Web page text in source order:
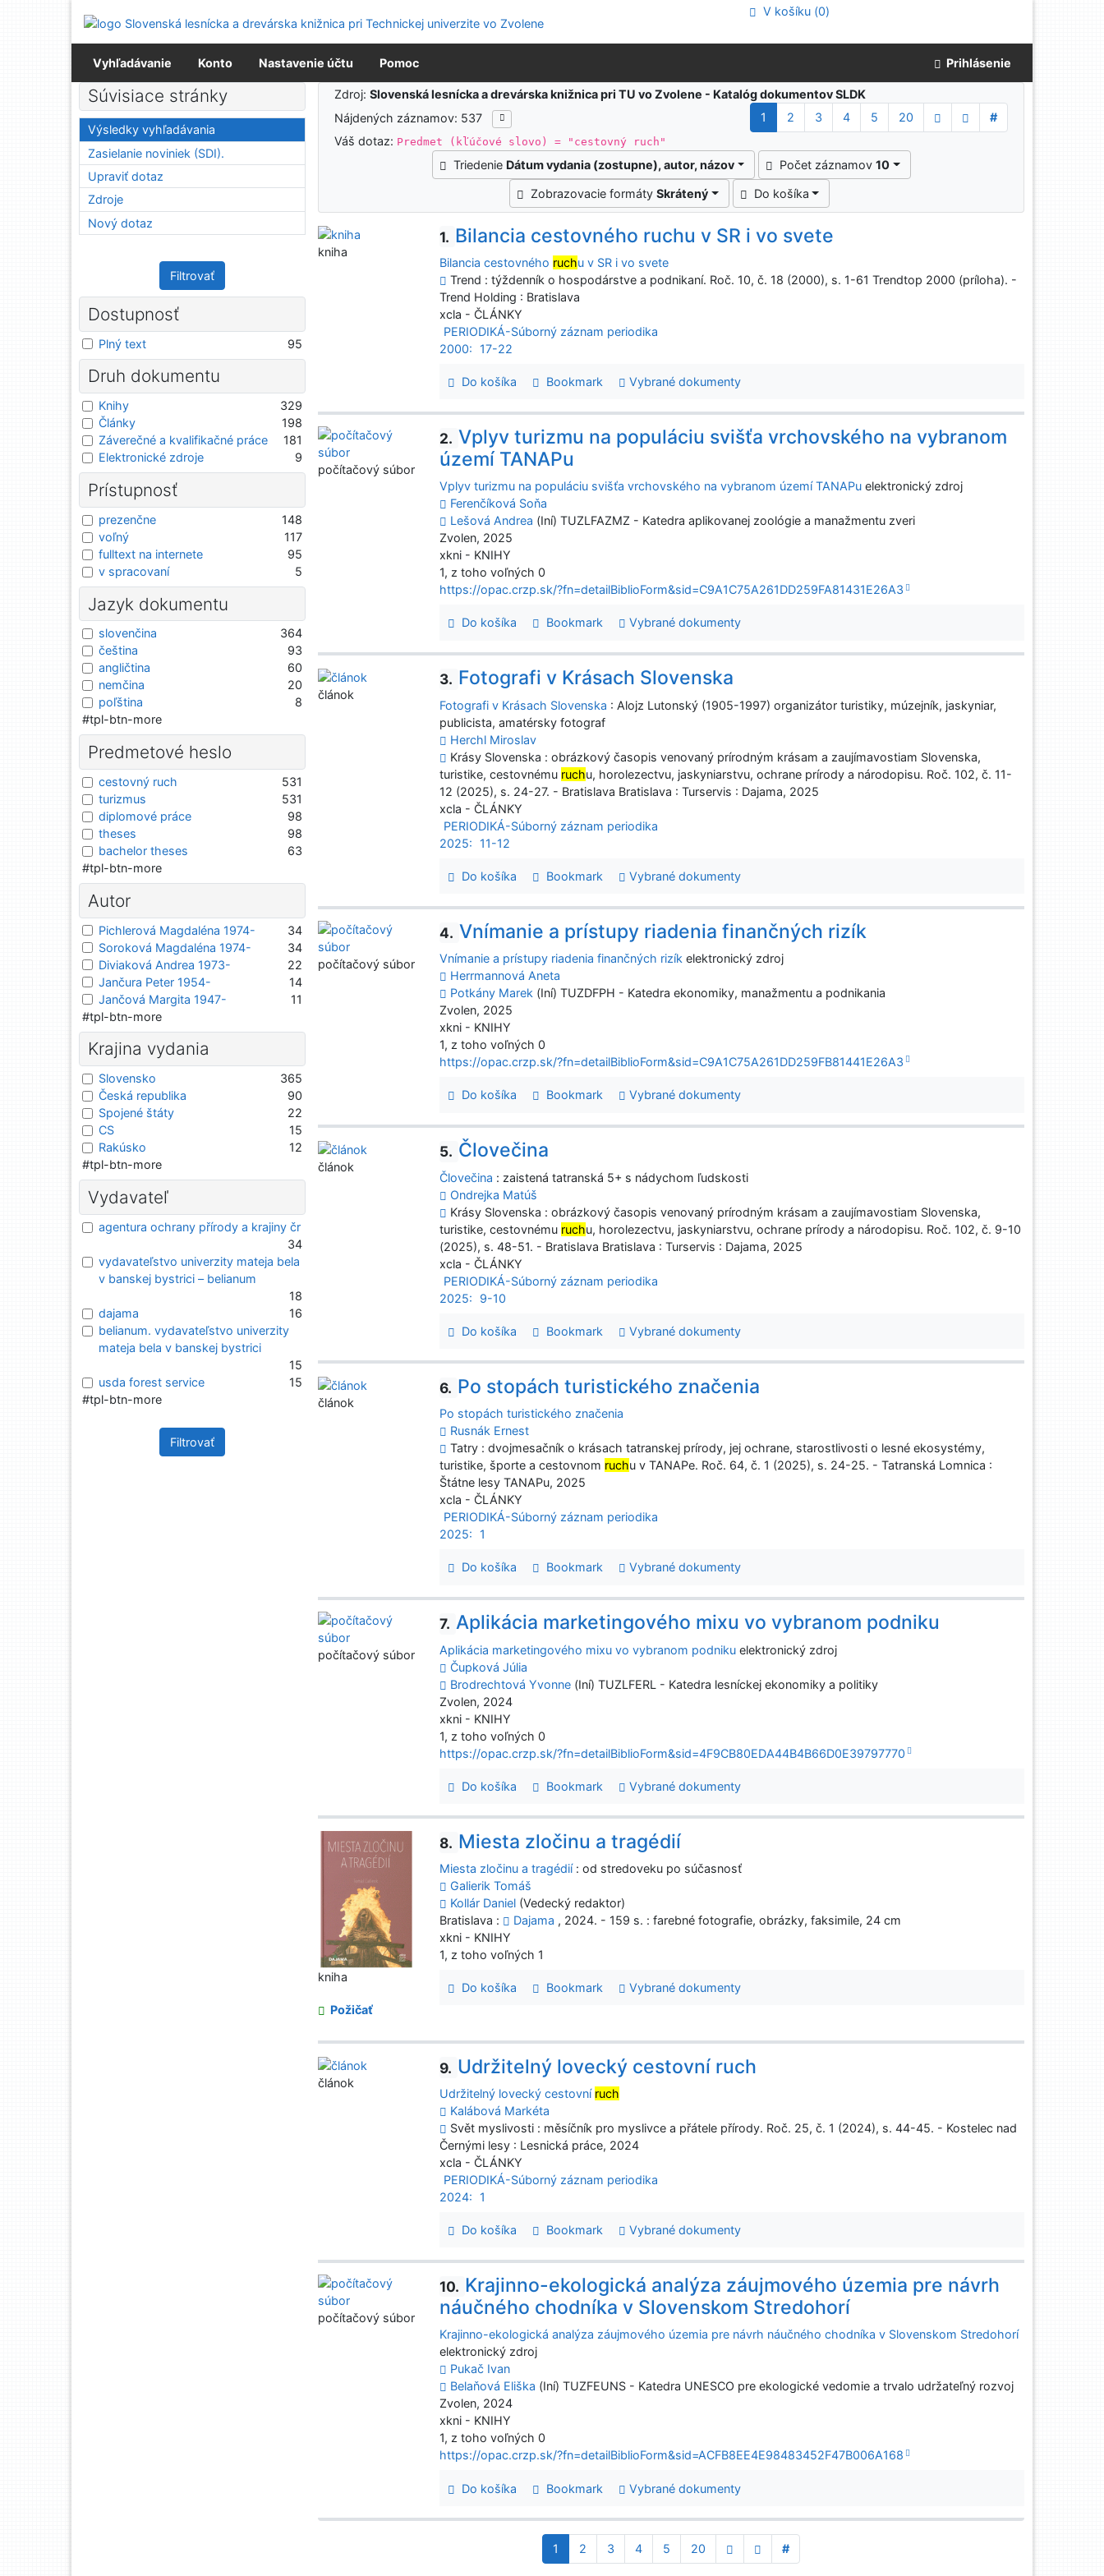
Prejsť na menu
Prehlásenie o webovej prístupnosti
V košíku (0)
Vyhľadávanie Konto Nastavenie účtu Pomoc Prihlásenie
Výsledky vyhľadávania
Zdroj:Slovenská lesnícka a drevárska knižnica pri TU vo Zvolene - Katalóg dokumentov SLDK
Nájdených záznamov: 537
1 2 3 4 5 20
#
Váš dotaz: Predmet (kľúčové slovo) = "cestovný ruch"
Triedenie Dátum vydania (zostupne), autor, názov Počet záznamov10
Zobrazovacie formátySkrátený Do košíka
1. Bilancia cestovného ruchu v SR i vo svete
Bilancia cestovného ruchu v SR i vo svete
Trend : týždenník o hospodárstve a podnikaní. Roč. 10, č. 18 (2000), s. 1-61 Trendtop 2000 (príloha). -
Trend Holding : Bratislava
xcla - ČLÁNKY
PERIODIKÁ-Súborný záznam periodika
2000:
17-22
Do košíka Bookmark Vybrané dokumenty
kniha
2. Vplyv turizmu na populáciu svišťa vrchovského na vybranom
území TANAPu
Vplyv turizmu na populáciu svišťa vrchovského na vybranom území TANAPu elektronický zdroj
Ferenčíková Soňa
Lešová Andrea (Iní) TUZLFAZMZ - Katedra aplikovanej zoológie a manažmentu zveri
Zvolen, 2025
xkni - KNIHY
1, z toho voľných 0
https://opac.crzp.sk/?fn=detailBiblioForm&sid=C9A1C75A261DD259FA81431E26A3
Do košíka Bookmark Vybrané dokumenty
počítačový súbor
3. Fotografi v Krásach Slovenska
Fotografi v Krásach Slovenska : Alojz Lutonský (1905-1997) organizátor turistiky, múzejník, jaskyniar,
publicista, amatérsky fotograf
Herchl Miroslav
Krásy Slovenska : obrázkový časopis venovaný prírodným krásam a zaujímavostiam Slovenska,
turistike, cestovnému ruchu, horolezectvu, jaskyniarstvu, ochrane prírody a národopisu. Roč. 102, č. 11-
12 (2025), s. 24-27. - Bratislava Bratislava : Turservis : Dajama, 2025
xcla - ČLÁNKY
PERIODIKÁ-Súborný záznam periodika
2025:
11-12
Do košíka Bookmark Vybrané dokumenty
článok
4. Vnímanie a prístupy riadenia finančných rizík
Vnímanie a prístupy riadenia finančných rizík elektronický zdroj
Herrmannová Aneta
Potkány Marek (Iní) TUZDFPH - Katedra ekonomiky, manažmentu a podnikania
Zvolen, 2025
xkni - KNIHY
1, z toho voľných 0
https://opac.crzp.sk/?fn=detailBiblioForm&sid=C9A1C75A261DD259FB81441E26A3
Do košíka Bookmark Vybrané dokumenty
počítačový súbor
5. Človečina
Človečina : zaistená tatranská 5+ s nádychom ľudskosti
Ondrejka Matúš
Krásy Slovenska : obrázkový časopis venovaný prírodným krásam a zaujímavostiam Slovenska,
turistike, cestovnému ruchu, horolezectvu, jaskyniarstvu, ochrane prírody a národopisu. Roč. 102, č. 9-10
(2025), s. 48-51. - Bratislava Bratislava : Turservis : Dajama, 2025
xcla - ČLÁNKY
PERIODIKÁ-Súborný záznam periodika
2025:
9-10
Do košíka Bookmark Vybrané dokumenty
článok
6. Po stopách turistického značenia
Po stopách turistického značenia
Rusnák Ernest
Tatry : dvojmesačník o krásach tatranskej prírody, jej ochrane, starostlivosti o lesné ekosystémy,
turistike, športe a cestovnom ruchu v TANAPe. Roč. 64, č. 1 (2025), s. 24-25. - Tatranská Lomnica :
Štátne lesy TANAPu, 2025
xcla - ČLÁNKY
PERIODIKÁ-Súborný záznam periodika
2025:
1
Do košíka Bookmark Vybrané dokumenty
článok
7. Aplikácia marketingového mixu vo vybranom podniku
Aplikácia marketingového mixu vo vybranom podniku elektronický zdroj
Čupková Júlia
Brodrechtová Yvonne (Iní) TUZLFERL - Katedra lesníckej ekonomiky a politiky
Zvolen, 2024
xkni - KNIHY
1, z toho voľných 0
https://opac.crzp.sk/?fn=detailBiblioForm&sid=4F9CB80EDA44B4B66D0E39797770
Do košíka Bookmark Vybrané dokumenty
počítačový súbor
8. Miesta zločinu a tragédií
Miesta zločinu a tragédií: od stredoveku po súčasnosť
Galierik Tomáš
Kollár Daniel (Vedecký redaktor)
Bratislava :
Dajama , 2024. - 159 s. : farebné fotografie, obrázky, faksimile, 24 cm
xkni - KNIHY
1, z toho voľných 1
Do košíka Bookmark Vybrané dokumenty
kniha
Požičať
9. Udržitelný lovecký cestovní ruch
Udržitelný lovecký cestovní ruch
Kalábová Markéta
Svět myslivosti : měsíčník pro myslivce a přátele přírody. Roč. 25, č. 1 (2024), s. 44-45. - Kostelec nad
Černými lesy : Lesnická práce, 2024
xcla - ČLÁNKY
PERIODIKÁ-Súborný záznam periodika
2024:
1
Do košíka Bookmark Vybrané dokumenty
článok
10. Krajinno-ekologická analýza záujmového územia pre návrh
náučného chodníka v Slovenskom Stredohorí
Krajinno-ekologická analýza záujmového územia pre návrh náučného chodníka v Slovenskom Stredohorí
elektronický zdroj
Pukač Ivan
Belaňová Eliška (Iní) TUZFEUNS - Katedra UNESCO pre ekologické vedomie a trvalo udržateľný rozvoj
Zvolen, 2024
xkni - KNIHY
1, z toho voľných 0
https://opac.crzp.sk/?fn=detailBiblioForm&sid=ACFB8EE4E98483452F47B006A168
Do košíka Bookmark Vybrané dokumenty
počítačový súbor
1 2 3 4 5 20 #
Súvisiace stránky
Výsledky vyhľadávania
Zasielanie noviniek (SDI).
Upraviť dotaz
Zdroje
Nový dotaz
Filtrovať
Dostupnosť
Plný text 95
Druh dokumentu
Knihy
329
Články
198
Záverečné a kvalifikačné práce
181
Elektronické zdroje
9
Prístupnosť
prezenčne
148
voľný
117
fulltext na internete
95
v spracovaní
5
Jazyk dokumentu
slovenčina
364
čeština
93
angličtina
60
nemčina
20
poľština
8
#tpl-btn-more
Predmetové heslo
cestovný ruch
531
turizmus
531
diplomové práce
98
theses
98
bachelor theses
63
#tpl-btn-more
Autor
Pichlerová Magdaléna 1974-
34
Soroková Magdaléna 1974-
34
Diviaková Andrea 1973-
22
Jančura Peter 1954-
14
Jančová Margita 1947-
11
#tpl-btn-more
Krajina vydania
Slovensko
365
Česká republika
90
Spojené štáty
22
CS
15
Rakúsko
12
#tpl-btn-more
Vydavateľ
agentura ochrany přírody a krajiny čr
34
vydavateľstvo univerzity mateja bela
v banskej bystrici – belianum
18
dajama
16
belianum. vydavateľstvo univerzity
mateja bela v banskej bystrici
15
usda forest service
15
#tpl-btn-more
Filtrovať